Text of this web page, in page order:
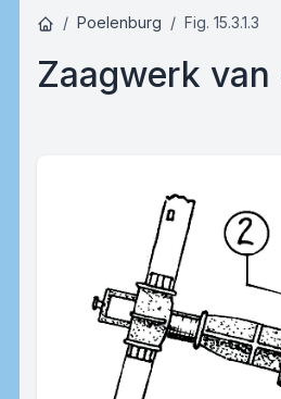
Poelenburg Fig. 15.3.1.3
Zaagwerk